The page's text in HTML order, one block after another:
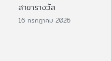
สาขารางวัล
16 กรกฎาคม 2026